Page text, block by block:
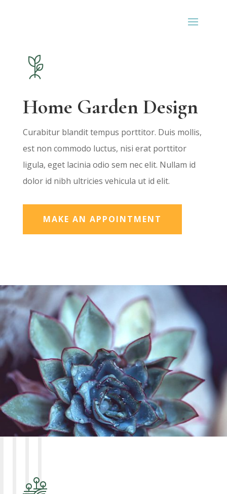
Home Garden Design
Curabitur blandit tempus porttitor. Duis mollis,
est non commodo luctus, nisi erat porttitor
ligula, eget lacinia odio sem nec elit. Nullam id
dolor id nibh ultricies vehicula ut id elit.
MAKE AN APPOINTMENT